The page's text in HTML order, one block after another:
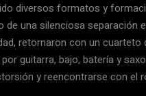
diversos formatos y
de una silenciosa separación
retornaron con un cuarteto
guitarra, bajo, batería y
y reencontrarse con el